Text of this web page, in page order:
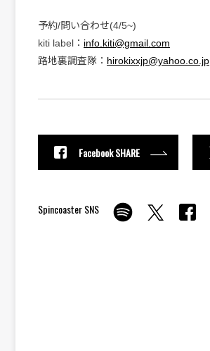
予約/問い合わせ(4/5~)
kiti label： info.kiti@gmail.com
路地裏調査隊： hirokixxjp@yahoo.co.jp
Facebook SHARE
Spincoaster SNS